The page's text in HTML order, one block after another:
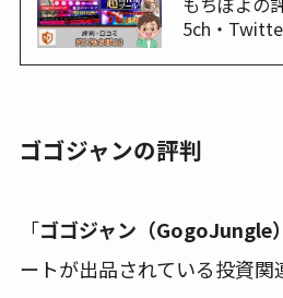
5ch・
ゴゴジャンの評判
「ゴゴジャン（GogoJungle）
ートが出品されている投資